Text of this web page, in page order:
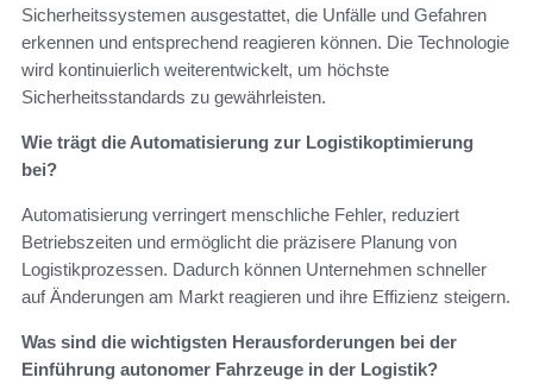
Sicherheitssystemen ausgestattet, die Unfälle und Gefahren
erkennen und entsprechend reagieren können. Die Technologie
wird kontinuierlich weiterentwickelt, um höchste
Sicherheitsstandards zu gewährleisten.
Wie trägt die Automatisierung zur Logistikoptimierung
bei?
Automatisierung verringert menschliche Fehler, reduziert
Betriebszeiten und ermöglicht die präzisere Planung von
Logistikprozessen. Dadurch können Unternehmen schneller
auf Änderungen am Markt reagieren und ihre Effizienz steigern.
Was sind die wichtigsten Herausforderungen bei der
Einführung autonomer Fahrzeuge in der Logistik?